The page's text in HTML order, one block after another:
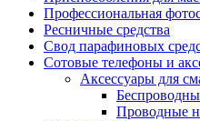
Профессиональная
Ресничные средства
Свод парафиновых
Сотовые телефоны и
Аксессуары для
Проводные